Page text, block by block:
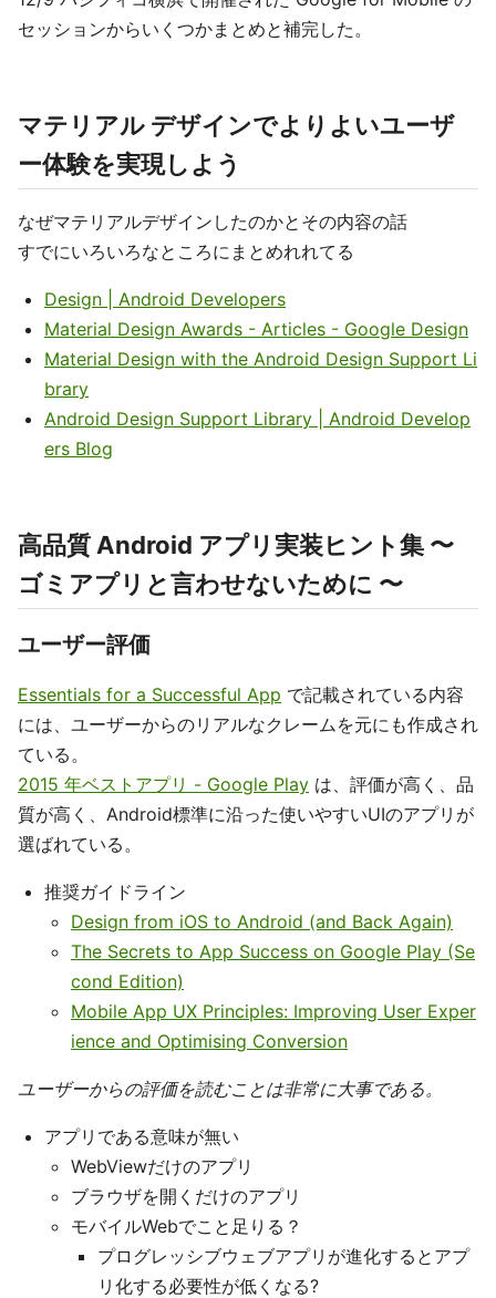
セッションからいくつかまとめと補完した。
マテリアル デザインでよりよいユーザ
ー体験を実現しよう
なぜマテリアルデザインしたのかとその内容の話
すでにいろいろなところにまとめれれてる
Design | Android Developers
Material Design Awards - Articles - Google Design
Material Design with the Android Design Support Li
brary
Android Design Support Library | Android Develop
ers Blog
高品質 Android アプリ実装ヒント集 〜
ゴミアプリと言わせないために 〜
ユーザー評価
Essentials for a Successful App で記載されている内容
には、ユーザーからのリアルなクレームを元にも作成され
ている。
2015 年ベストアプリ - Google Play は、評価が高く、品
質が高く、Android標準に沿った使いやすいUIのアプリが
選ばれている。
推奨ガイドライン
Design from iOS to Android (and Back Again)
The Secrets to App Success on Google Play (Se
cond Edition)
Mobile App UX Principles: Improving User Exper
ience and Optimising Conversion
ユーザーからの評価を読むことは非常に大事である。
アプリである意味が無い
WebViewだけのアプリ
ブラウザを開くだけのアプリ
モバイルWebでこと足りる？
プログレッシブウェブアプリが進化するとアプ
リ化する必要性が低くなる?